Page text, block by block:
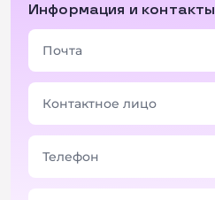
Информация и контакты